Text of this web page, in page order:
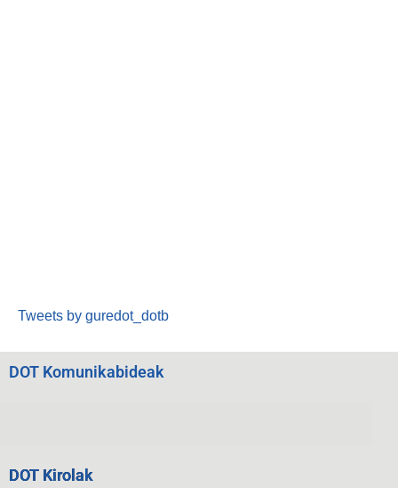
Tweets by guredot_dotb
DOT Komunikabideak
DOT Kirolak